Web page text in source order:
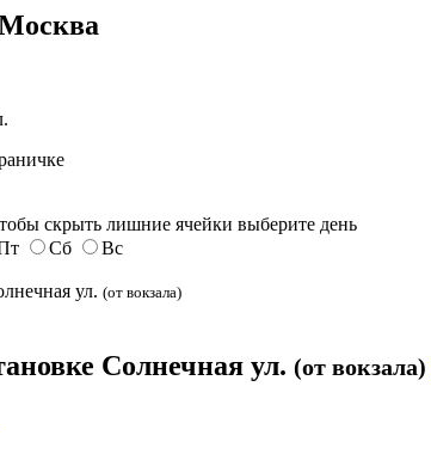
скрыть лишние ячейки выберите день
Сб
Вс
ул. (от вокзала)
Солнечная ул. (от вокзала)